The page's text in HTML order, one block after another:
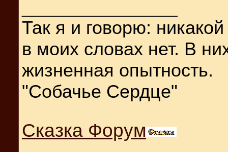
Так я и говорю:
в моих словах нет. В
жизненная опытность.
"Собачье Сердце"
Сказка Форум